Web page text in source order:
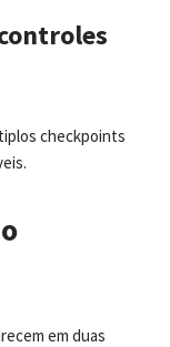
checkpoints
em duas